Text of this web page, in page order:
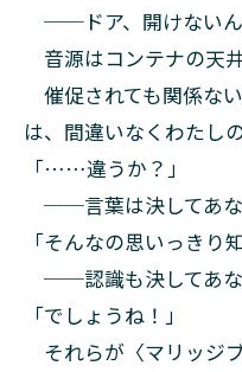
──ドア、開けないん
音源はコンテナの天
催促されても関係な
は、間違いなくわたし
「……違うか？」
──言葉は決してあな
「そんなの思いっきり
──認識も決してあな
「でしょうね！」
それらが〈マリッジ